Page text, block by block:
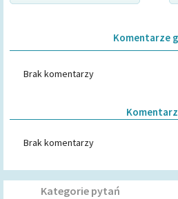
Komentarze
Brak komentarzy
Brak komentarzy
Kategorie pytań